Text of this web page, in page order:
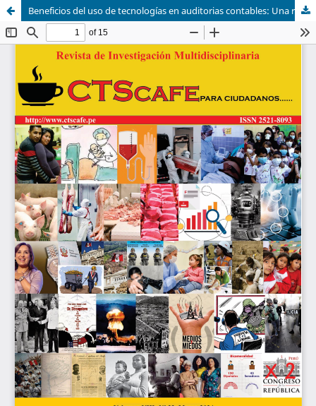
Beneficios del uso de tecnologías en auditorias contables: Una revisión sistemática de la literatura